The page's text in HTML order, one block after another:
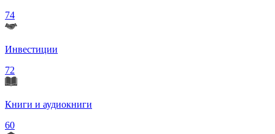
74
Инвестиции
72
Книги и аудиокниги
60